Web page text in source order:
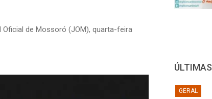
de Mossoró (JOM), quarta-feira
ÚLTIMAS
GERAL